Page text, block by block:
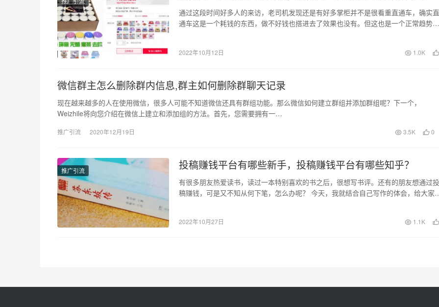
通过这段时间好多人的来访，老司机发现还是有好多掌柜并不是很看重直通车，确实直
通车这是一个耗钱的东西，做不好钱也搭进去了效果也没有。但这也是一个正常趋势，
2022年10月12日 1.0K
微信群主怎么删除群内信息,群主如何删除群聊天记录
现在越来越多的人在使用微信，很多人可能不知道微信还具有群组功能。那么微信如何建立群组并添加群组呢？下一个，
Weizhile将向您介绍在微信上建立和添加组的方法。首先，您需要拥有一…
推广引流 2020年12月19日 3.5K 0
推广引流 投稿赚钱平台有哪些新手，投稿赚钱平台有哪些知乎？
有很多朋友热爱读书，读过一本特别喜欢的书之后，很想写书评。还有的朋友想通过投
稿赚钱，可是又不知从何下笔，怎么办呢？ 今天，我就结合自己写作的体会，给大家
2022年10月27日 1.1K